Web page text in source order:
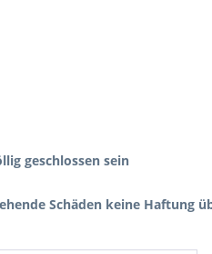
geschlossen sein
Schäden keine Haftung